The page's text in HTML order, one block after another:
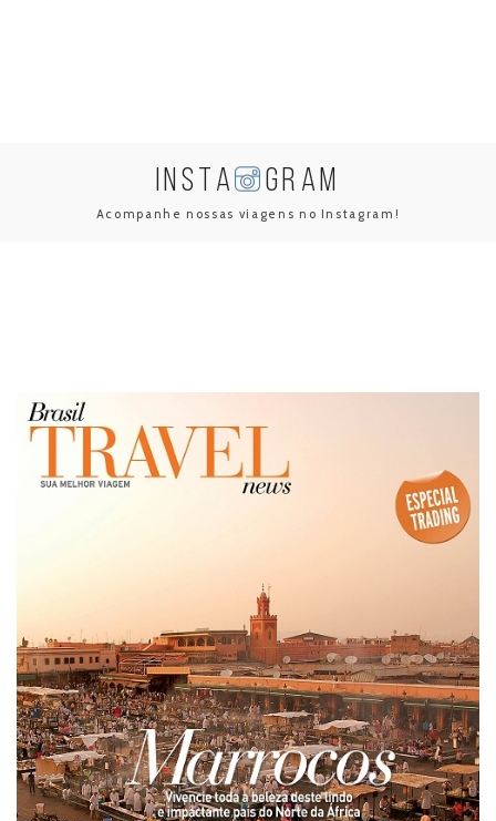
INSTA GRAM
Acompanhe nossas viagens no Instagram!